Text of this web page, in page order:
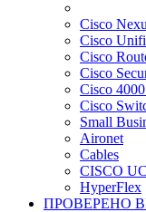
Cisco
Cisco
Cisco
Cisco
Cisco
Cisco
Small
Aironet
Cables
CISCO
HyperFlex
ПРОВЕРЕНО